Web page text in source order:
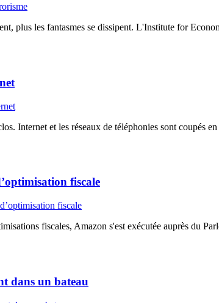
plus les fantasmes se dissipent. L'Institute for
Internet et les réseaux de téléphonies sont coupés
fiscale
fiscales, Amazon s'est exécutée auprès du
dans un bateau